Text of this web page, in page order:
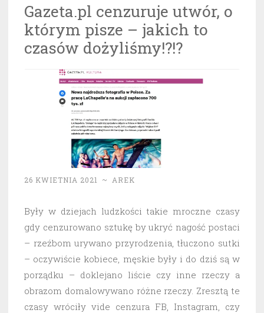
Gazeta.pl cenzuruje utwór, o
którym pisze – jakich to
czasów dożyliśmy!?!?
26 KWIETNIA 2021 ~ AREK
Były w dziejach ludzkości takie mroczne czasy
gdy cenzurowano sztukę by ukryć nagość postaci
– rzeźbom urywano przyrodzenia, tłuczono sutki
– oczywiście kobiece, męskie były i do dziś są w
porządku – doklejano liście czy inne rzeczy a
obrazom domalowywano różne rzeczy. Zresztą te
czasy wróciły vide cenzura FB, Instagram, czy